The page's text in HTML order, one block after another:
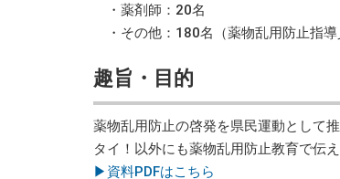
・薬剤師：20名
・その他：180名（薬物乱用防止指導
趣旨・目的
薬物乱用防止の啓発を県民運動として
タイ！以外にも薬物乱用防止教育で伝
▶資料PDFはこちら